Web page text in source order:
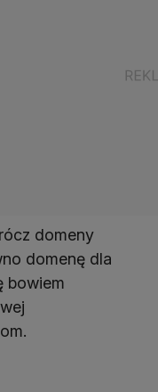
domeny
domenę dla
bowiem